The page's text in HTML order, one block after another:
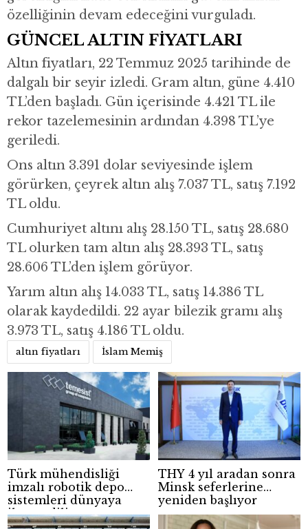
özelliğinin devam edeceğini vurguladı.
GÜNCEL ALTIN FİYATLARI
Altın fiyatları, 22 Temmuz 2025 tarihinde de
dalgalı bir seyir izledi. Gram altın, güne 4.410
TL’den başladı. Gün içerisinde 4.421 TL ile
rekor tazelemesinin ardından 4.398 TL’ye
geriledi.
Ons altın 3.391 dolar seviyesinde işlem
görürken, çeyrek altın alış 7.037 TL, satış 7.192
TL oldu.
Cumhuriyet altını alış 28.150 TL, satış 28.680
TL olurken tam altın alış 28.393 TL, satış
28.606 TL’den işlem görüyor.
Yarım altın alış 14.033 TL, satış 14.386 TL
olarak kaydedildi. 22 ayar bilezik gramı alış
3.973 TL, satış 4.186 TL oldu.
altın fiyatları İslam Memiş
Türk mühendisliği
imzalı robotik depo
sistemleri dünyaya
ihraç ediliyor
THY 4 yıl aradan sonra
Minsk seferlerine
yeniden başlıyor